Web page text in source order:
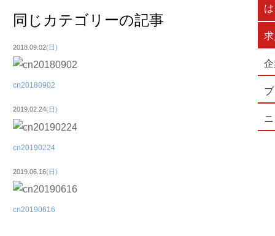
同じカテゴリーの記事
2018.09.02(日)
cn20180902
2019.02.24(日)
cn20190224
2019.06.16(日)
cn20190616